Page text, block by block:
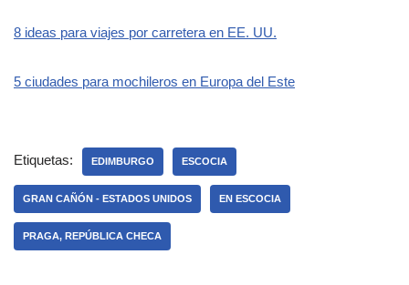
8 ideas para viajes por carretera en EE. UU.
5 ciudades para mochileros en Europa del Este
Etiquetas: EDIMBURGO ESCOCIA
GRAN CAÑÓN - ESTADOS UNIDOS EN ESCOCIA
PRAGA, REPÚBLICA CHECA